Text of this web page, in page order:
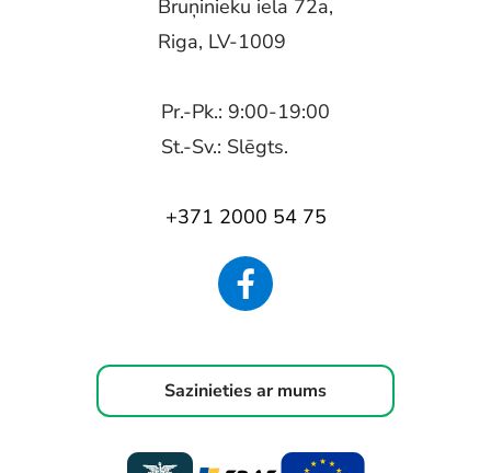
Bruņinieku iela 72a,
Riga, LV-1009
Pr.-Pk.: 9:00-19:00
St.-Sv.: Slēgts.
+371 2000 54 75
Sazinieties ar mums